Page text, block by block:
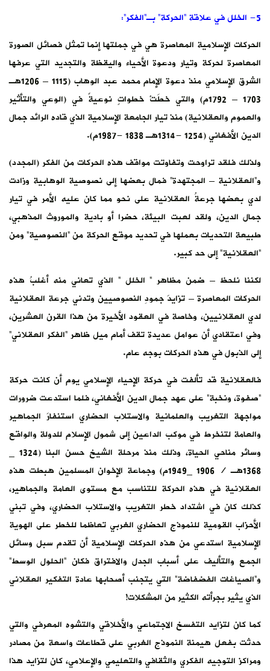
5- الخلل في علاقة “الحركة” بـ”الفكر”:
الحركات الإسلامية المعاصرة هي في جملتها إنما تمثل فصائل الصورة
المعاصرة لحركة وتيار ودعوة الأحياء واليقظة والتجديد التي عرفها
الشرق الإسلامي منذ دعوة الإمام محمد عبد الوهاب (1115 – 1206هـ
1703 – 1792م) والتي خطَتْ خطواتٍ نوعيةً في (الوعي والتأثير
والعموم والعقلانية) منذ تيار الجامعة الإسلامية الذي قاده الرائد جمال
الدين الأفغاني (1254 -1314هـ 1838 -1987م).
ولذلك فلقد تراوحت وتفاوتت مواقف هذه الحركات من الفكر (المجدد)
و”العقلانية – المجتهدة” فمال بعضها إلى نصوصية الوهابية وزادت
لدي بعضها جرعةُ العقلانية على نحو مما كان عليه الأمر في تيار
جمال الدين، ولقد لعبت البيئة، حضرا أو بادية والموروث المذهبي،
طبيعة التحديات بعملها في تحديد موقع الحركة من “النصوصية” ومن
“العقلانية” إلى حد كبير.
لكننا نلحظ – ضمن مظاهر ” الخلل ” الذي تعاني منه أغلبُ هذه
الحركات المعاصرة – تزايدَ جمودِ النصوصيين وتدني جرعة العقلانية
لدي العقلانيين، وخاصة في العقود الأخيرة من هذا القرن العشرين،
وفي اعتقادي أن عوامل عديدة تقف أمام ميل ظاهر “الفكر العقلاني”
إلى الذبول في هذه الحركات بوجه عام.
فالعقلانية قد تألفت في حركة الإحياء الإسلامي يوم أن كانت حركة
“صفوة، ونخبة” على عهد جمال الدين الأفغاني، فلما استدعت ضرورات
مواجهة التغريب والعلمانية والاستلاب الحضاري استنفارَ الجماهير
والعامة لتنخرط في موكب الداعين إلى شمول الإسلام للدولة والواقع
وسائر مناحي الحياة، وذلك منذ مرحلة الشيخ حسن البنا (1324 _
1368هـ / 1906 _1949م) وجماعة الإخوان المسلمين هبطت هذه
العقلانية في هذه الحركة للتناسب مع مستوى العامة والجماهير،
كذلك كان في اشتداد خطر التغريب والاستلاب الحضاري، وفي تبني
الأحزاب القومية للنموذج الحضاري الغربي تعاظما للخطر على الهوية
الإسلامية استدعي من هذه الحركات الإسلامية أن تقدم سبل وسائل
الجمع والتأليف على أسباب الجدل والافتراق فكان “الحلول الوسط”
و”الصياغات الفضفاضة” التي يتجنب أصحابها عادة التفكير العقلاني
الذي يثير بجرأته الكثير من المشكلات!
كما كان لتزايد التفسخ الاجتماعي والأخلاقي والتشوه المعرفي والتي
حدثت بفعل هيمنة النموذج الغربي على قطاعات واسعة من مصادر
ومراكز التوجيه الفكري والثقافي والتعليمي والإعلامي، كان لتزايد هذا